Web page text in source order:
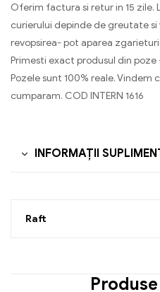
Oferim factura si retur in 15 zile.
curierului depinde de greutate si
revopsirea- pot aparea
Primesti exact produsul din poze
Pozele sunt 100% reale. Vindem
cumparam. COD INTERN 1616
INFORMAȚII
Raft